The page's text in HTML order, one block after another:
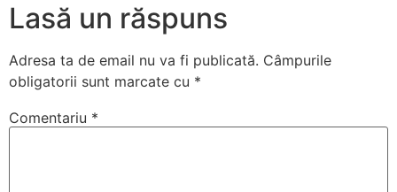
Lasă un răspuns
Adresa ta de email nu va fi publicată. Câmpurile
obligatorii sunt marcate cu *
Comentariu *